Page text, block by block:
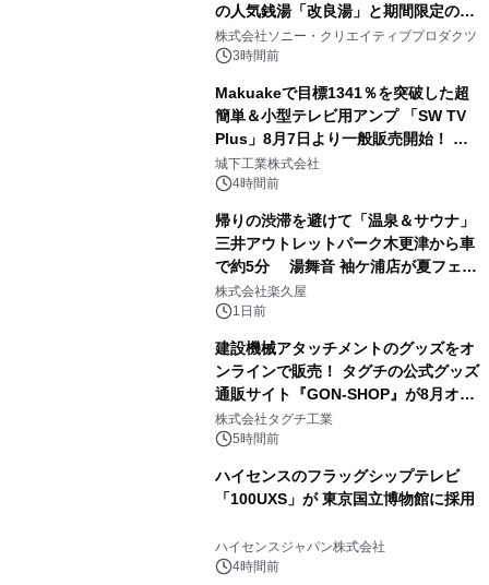
の人気銭湯「改良湯」と期間限定のコ
ラボレーション サウナイキタイコラ
ボグッズも発売決定！
株式会社ソニー・クリエイティブプロダクツ
3時間前
Makuakeで目標1341％を突破した超
簡単＆小型テレビ用アンプ 「SW TV
Plus」8月7日より一般販売開始！ ケ
ーブル1本つなぐだけ、テレビの音が
ぐっと豊かに
城下工業株式会社
4時間前
帰りの渋滞を避けて「温泉＆サウナ」
三井アウトレットパーク木更津から車
で約5分 湯舞音 袖ケ浦店が夏フェア
メニューを提供
株式会社楽久屋
1日前
建設機械アタッチメントのグッズをオ
ンラインで販売！ タグチの公式グッズ
通販サイト『GON-SHOP』が8月オー
プン
株式会社タグチ工業
5時間前
ハイセンスのフラッグシップテレビ
「100UXS」が 東京国立博物館に採用
ハイセンスジャパン株式会社
4時間前